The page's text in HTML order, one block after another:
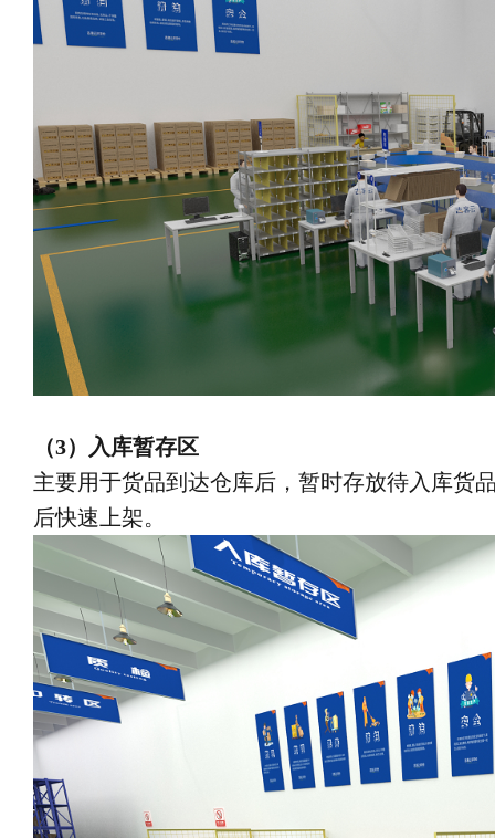
（3）入库暂存区
主要用于货品到达仓库后，暂时存放待入库货
后快速上架。